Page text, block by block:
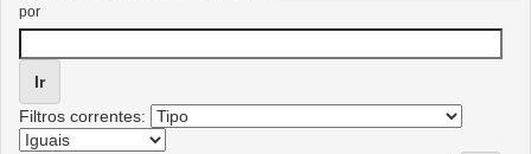
por
Filtros correntes: